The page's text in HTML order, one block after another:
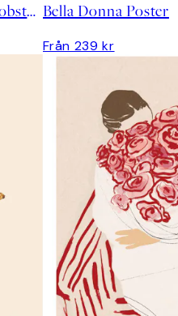
Sissan Richardt - You're My Lobster Poster Bella Donna Poster
Från 239 kr